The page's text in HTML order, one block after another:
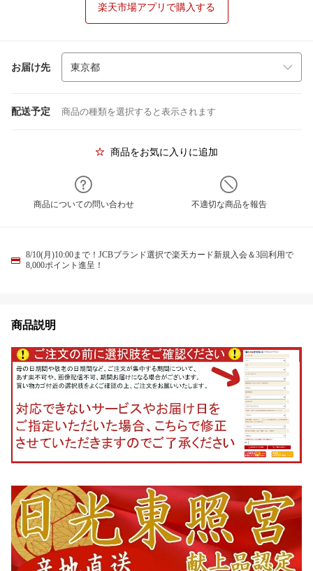
楽天市場アプリで購入する
お届け先
配送予定 商品の種類を選択すると表示されます
商品をお気に入りに追加
商品についての問い合わせ 不適切な商品を報告
8/10(月)10:00まで！JCBブランド選択で楽天カード新規入会＆3回利用で
8,000ポイント進呈！
商品説明